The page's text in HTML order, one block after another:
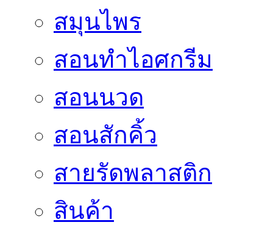
สมุนไพร
สอนทำไอศกรีม
สอนนวด
สอนสักคิ้ว
สายรัดพลาสติก
สินค้า